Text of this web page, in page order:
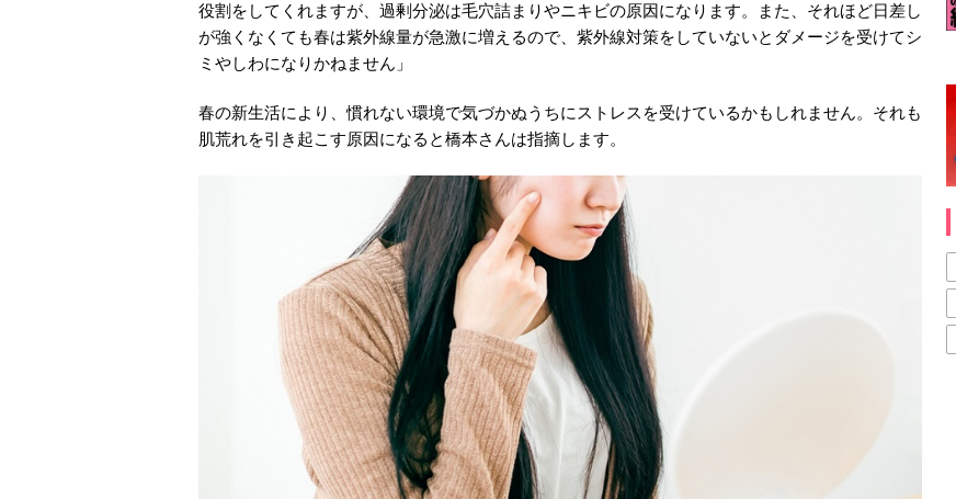
役割をしてくれますが、過剰分泌は毛穴詰まりやニキビの原因になります。また、それほど日差し
が強くなくても春は紫外線量が急激に増えるので、紫外線対策をしていないとダメージを受けてシ
ミやしわになりかねません」
春の新生活により、慣れない環境で気づかぬうちにストレスを受けているかもしれません。それも
肌荒れを引き起こす原因になると橋本さんは指摘します。